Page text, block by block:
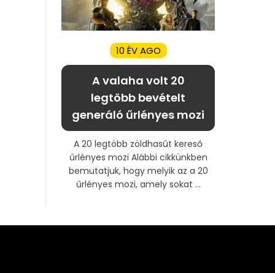
10 ÉV AGO
A valaha volt 20
legtöbb bevételt
generáló űrlényes mozi
A 20 legtöbb zöldhasút kereső
űrlényes mozi Alábbi cikkünkben
bemutatjuk, hogy melyik az a 20
űrlényes mozi, amely sokat ...